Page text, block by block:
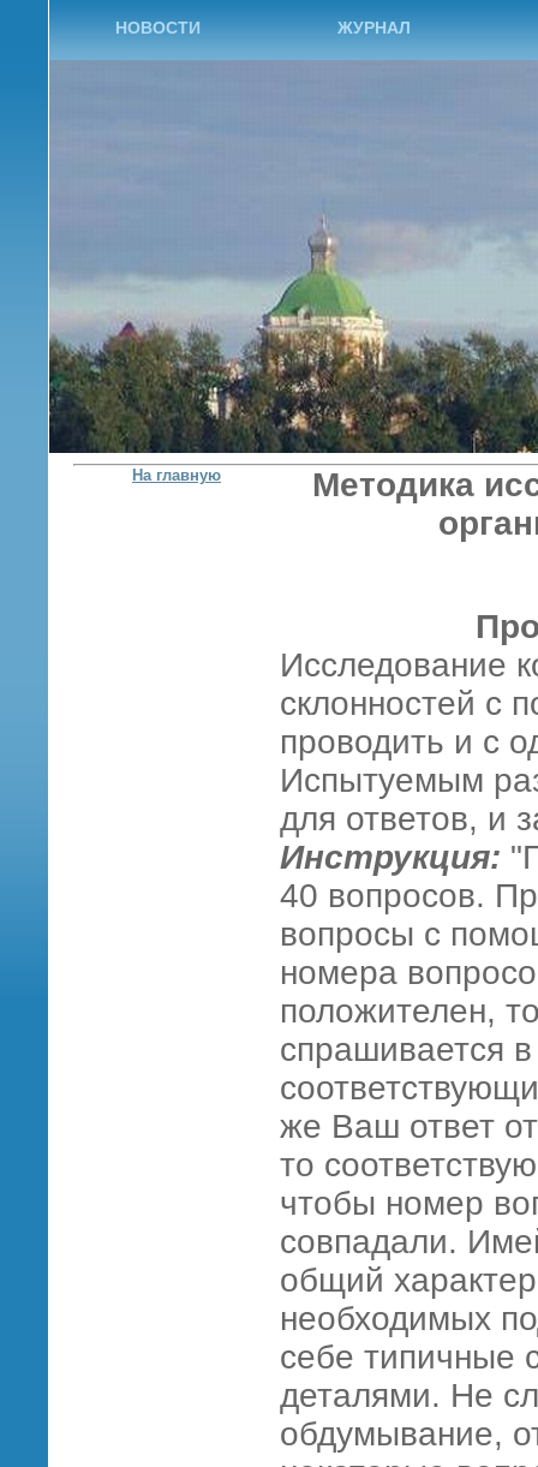
НОВОСТИ ЖУРНАЛ
На главную
Методика
Исследование
склонностей с
проводить и с
Испытуемым
для ответов, и
Инструкция:
40 вопросов.
вопросы с
номера
положителен,
спрашивается
же Ваш ответ
то
чтобы номер
совпадали.
общий
необходимых
себе типичные
деталями. Не
обдумывание,